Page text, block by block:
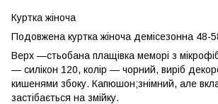
Куртка жіноча
Подовжена куртка жіноча демісезонна 48-
Верх —стьобана плащівка меморі з
— силікон 120, колір — чорний, виріб
кишенями збоку. Капюшон;знімний, але
застібається на змійку.